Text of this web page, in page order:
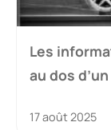
Les
au dos
17 août 2025